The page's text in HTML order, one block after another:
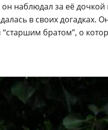
наблюдал за её дочкой
в своих догадках.
“старшим братом”, о